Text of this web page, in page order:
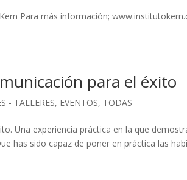
Para más información;
para el éxito
- TALLERES, EVENTOS, TODAS
Una experiencia práctica en la que
has sido capaz de poner en práctica las